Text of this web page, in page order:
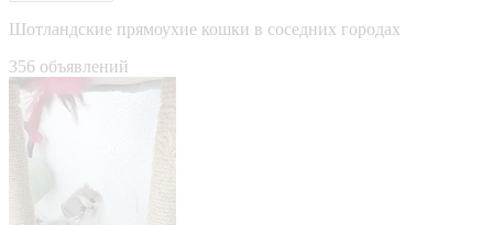
Шотландские прямоухие кошки в соседних городах
356 объявлений